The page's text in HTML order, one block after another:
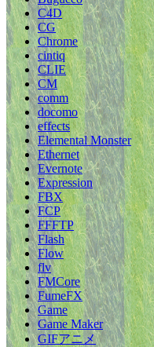
C4D
CG
Chrome
cintiq
CLIE
CM
comm
docomo
effects
Elemental Monster
Ethernet
Evernote
Expression
FBX
FCP
FFFTP
Flash
Flow
flv
FMCore
FumeFX
Game
Game Maker
GIFアニメ